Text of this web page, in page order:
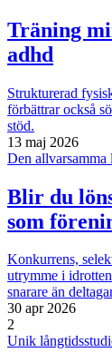
Träning
adhd
Strukturerad
förbättrar också
stöd.
13 maj 2026
Den allvarsamma
Blir du
som
Konkurrens,
utrymme i
snarare än
30 apr 2026
2
Unik